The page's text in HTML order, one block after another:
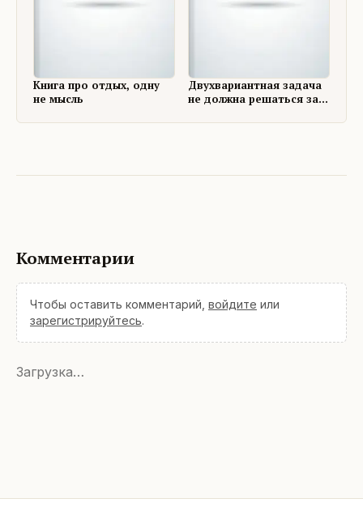
Книга про отдых, одну
не мысль
Двухвариантная задача
не должна решаться за
Комментарии
Чтобы оставить комментарий, войдите или
зарегистрируйтесь.
Загрузка…